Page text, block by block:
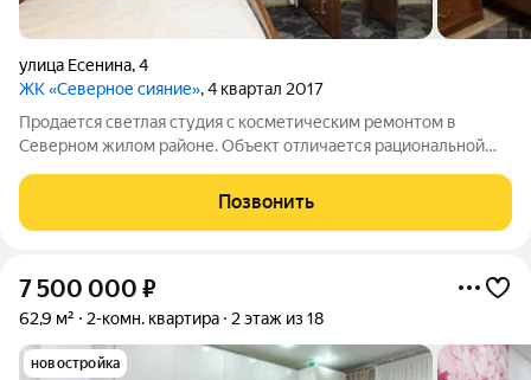
улица Есенина,4
ЖК «Северное сияние», 4 квартал 2017
Продается светлая студия с косметическим ремонтом в
Северном жилом районе. Объект отличается рациональной
создает ощущение простора. Дом оснащен исправными
пассажирским и грузовым лифтами.
Позвонить
7 500 000 ₽
62,9 м² 2-комн. квартира 2 этаж из 18
новостройка